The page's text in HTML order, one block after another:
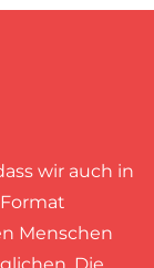
wir auch in
Menschen